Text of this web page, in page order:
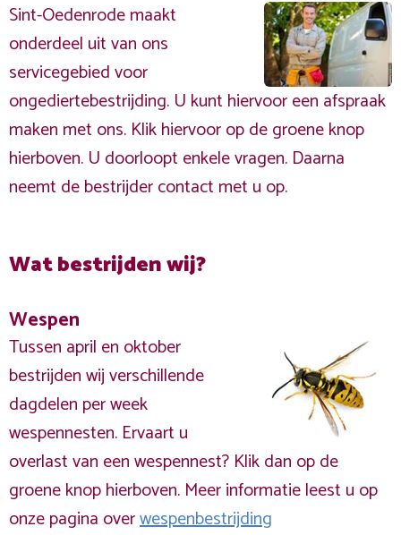
Sint-Oedenrode maakt
onderdeel uit van ons
servicegebied voor
ongediertebestrijding. U kunt hiervoor een afspraak
maken met ons. Klik hiervoor op de groene knop
hierboven. U doorloopt enkele vragen. Daarna
neemt de bestrijder contact met u op.
Wat bestrijden wij?
Wespen
Tussen april en oktober
bestrijden wij verschillende
dagdelen per week
wespennesten. Ervaart u
overlast van een wespennest? Klik dan op de
groene knop hierboven. Meer informatie leest u op
onze pagina overwespenbestrijding